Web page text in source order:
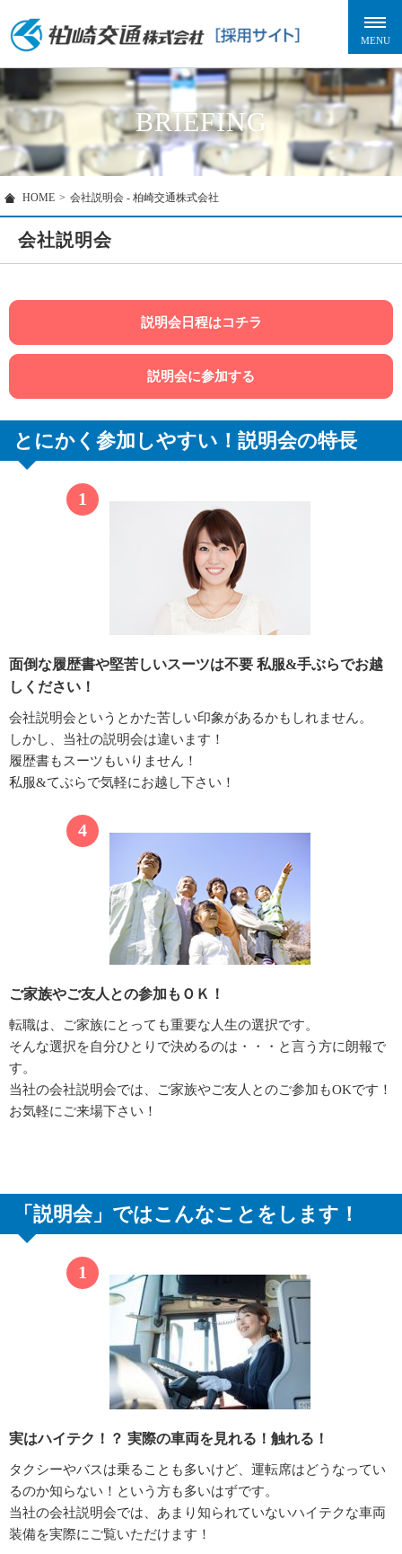
BRIEFING
HOME > 会社説明会 - 柏崎交通株式会社
会社説明会
説明会日程はコチラ
説明会に参加する
とにかく参加しやすい！説明会の特長
面倒な履歴書や堅苦しいスーツは不要 私服&手ぶらでお越
しください！
会社説明会というとかた苦しい印象があるかもしれません。
しかし、当社の説明会は違います！
履歴書もスーツもいりません！
私服&てぶらで気軽にお越し下さい！
ご家族やご友人との参加もＯＫ！
転職は、ご家族にとっても重要な人生の選択です。
そんな選択を自分ひとりで決めるのは・・・と言う方に朗報で
す。
当社の会社説明会では、ご家族やご友人とのご参加もOKです！
お気軽にご来場下さい！
「説明会」ではこんなことをします！
実はハイテク！？ 実際の車両を見れる！触れる！
タクシーやバスは乗ることも多いけど、運転席はどうなってい
るのか知らない！という方も多いはずです。
当社の会社説明会では、あまり知られていないハイテクな車両
装備を実際にご覧いただけます！